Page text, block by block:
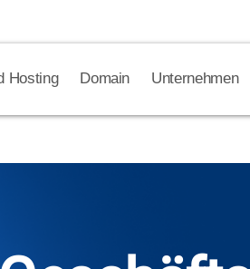
Hosting Domain Unternehmen